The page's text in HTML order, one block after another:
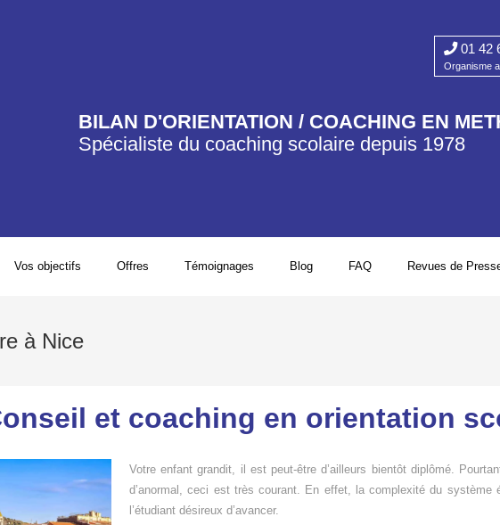
01 42
Organisme
BILAN D'ORIENTATION / COACHING EN
Spécialiste du coaching scolaire depuis 1978​
Vos objectifs Offres Témoignages Blog FAQ Revues de
à Nice
et coaching en orientation
Votre enfant grandit, il est peut-être d’ailleurs bientôt diplômé.
d’anormal, ceci est très courant. En effet, la complexité du système
l’étudiant désireux d’avancer.